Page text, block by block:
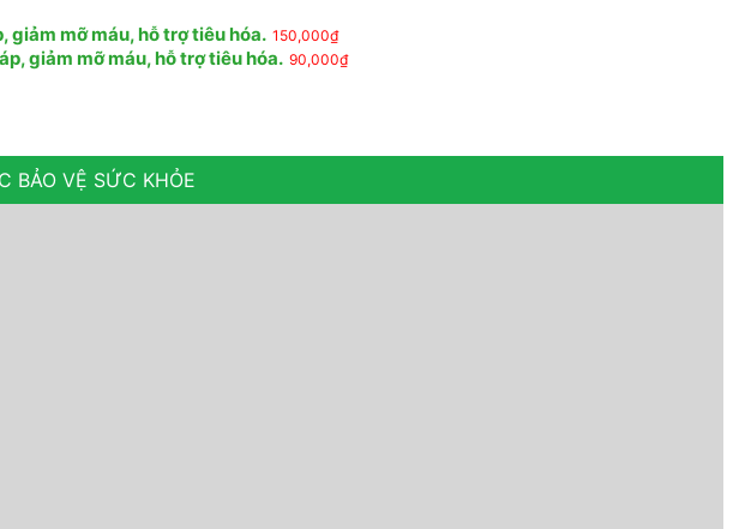
giảm mỡ máu, hỗ trợ tiêu hóa. 150,000₫
giảm mỡ máu, hỗ trợ tiêu hóa. 90,000₫
BẢO VỆ SỨC KHỎE